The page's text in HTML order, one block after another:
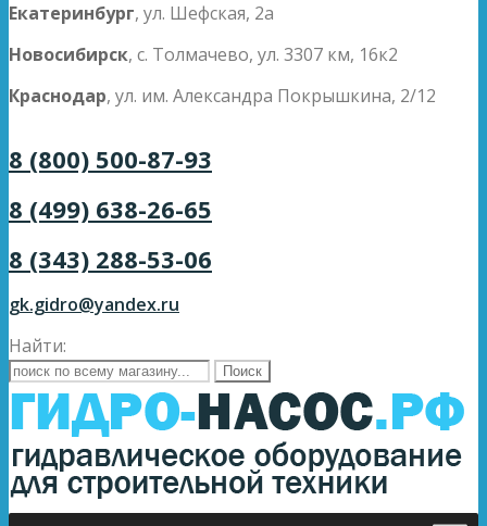
Екатеринбург, ул. Шефская, 2а
Новосибирск, с. Толмачево, ул. 3307 км, 16к2
Краснодар, ул. им. Александра Покрышкина, 2/12
8 (800) 500-87-93
8 (499) 638-26-65
8 (343) 288-53-06
gk.gidro@yandex.ru
Найти: